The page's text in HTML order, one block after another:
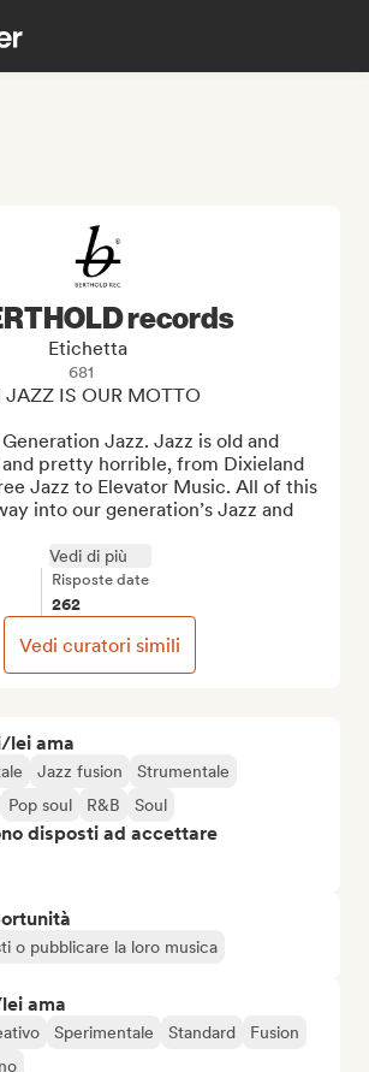
lei ama
Jazz fusion
Strumentale
Pop soul R&B Soul
disposti ad accettare
o pubblicare la loro musica
ama
Sperimentale Standard
Fusion
records
Etichetta
681
JAZZ IS OUR MOTTO
Jazz. Jazz is old and
pretty horrible, from Dixieland
Jazz to Elevator Music. All of this
into our generation’s Jazz and
Vedi di più
Risposte date
262
Vedi curatori simili